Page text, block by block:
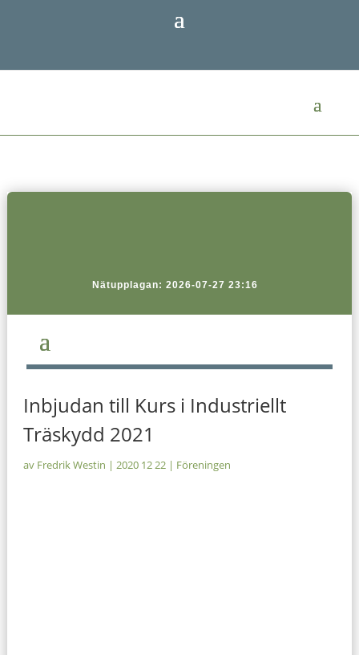
Nätupplagan: 2026-07-27 23:16
Inbjudan till Kurs i Industriellt
Träskydd 2021
av Fredrik Westin | 2020 12 22| Föreningen